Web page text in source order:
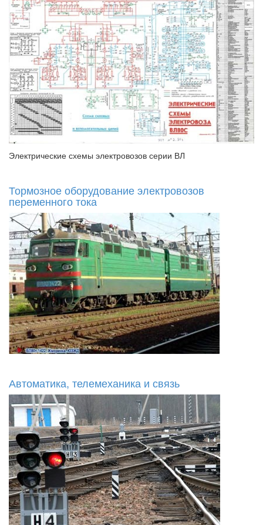
Электрические схемы электровозов серии ВЛ
Тормозное оборудование электровозов
переменного тока
Автоматика, телемеханика и связь